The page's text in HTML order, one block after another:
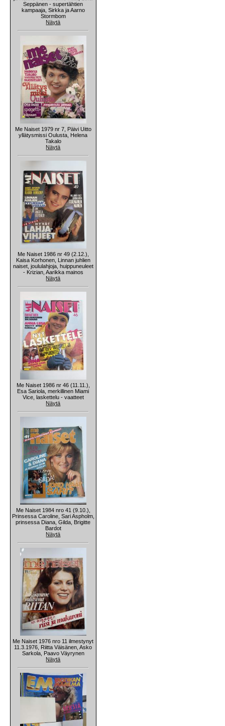
Seppänen - supertähtien
kampaaja, Sirkka ja Aarno
Stormbom
Näytä
Me Naiset 1979 nr 7, Päivi Uitto
yllätysmissi Oulusta, Helena
Takalo
Näytä
Me Naiset 1986 nr 49 (2.12.),
Kaisa Korhonen, Linnan juhlien
naiset, joululahjoja, huippuneuleet
- Krizian, Aarikka mainos
Näytä
Me Naiset 1986 nr 46 (11.11.),
Esa Sariola, merkillinen Miami
Vice, laskettelu - vaatteet
Näytä
Me Naiset 1984 nro 41 (9.10.),
Prinsessa Caroline, Sari Aspholm,
prinsessa Diana, Gilda, Brigitte
Bardot
Näytä
Me Naiset 1976 nro 11 ilmestynyt
11.3.1976, Riitta Väisänen, Asko
Sarkola, Paavo Väyrynen
Näytä